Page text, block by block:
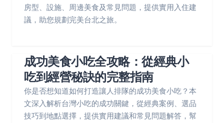
房型、設施、周邊美食及常見問題，提供實用入住建
議，助您規劃完美台北之旅。
成功美食小吃全攻略：從經典小
吃到經營秘訣的完整指南
你是否想知道如何打造讓人排隊的成功美食小吃？本
文深入解析台灣小吃的成功關鍵，從經典案例、選品
技巧到地點選擇，提供實用建議和常見問題解答，幫